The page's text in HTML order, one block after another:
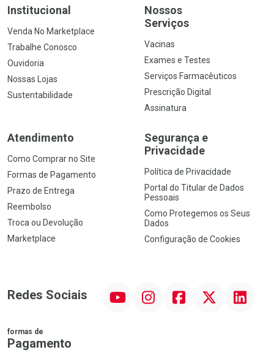
Institucional
Venda No Marketplace
Trabalhe Conosco
Ouvidoria
Nossas Lojas
Sustentabilidade
Nossos
Serviços
Vacinas
Exames e Testes
Serviços Farmacêuticos
Prescrição Digital
Assinatura
Atendimento
Como Comprar no Site
Formas de Pagamento
Prazo de Entrega
Reembolso
Troca ou Devolução
Marketplace
Segurança e
Privacidade
Política de Privacidade
Portal do Titular de Dados
Pessoais
Como Protegemos os Seus
Dados
Configuração de Cookies
Redes Sociais InstagramFacebook Linkedin
formas de
Pagamento